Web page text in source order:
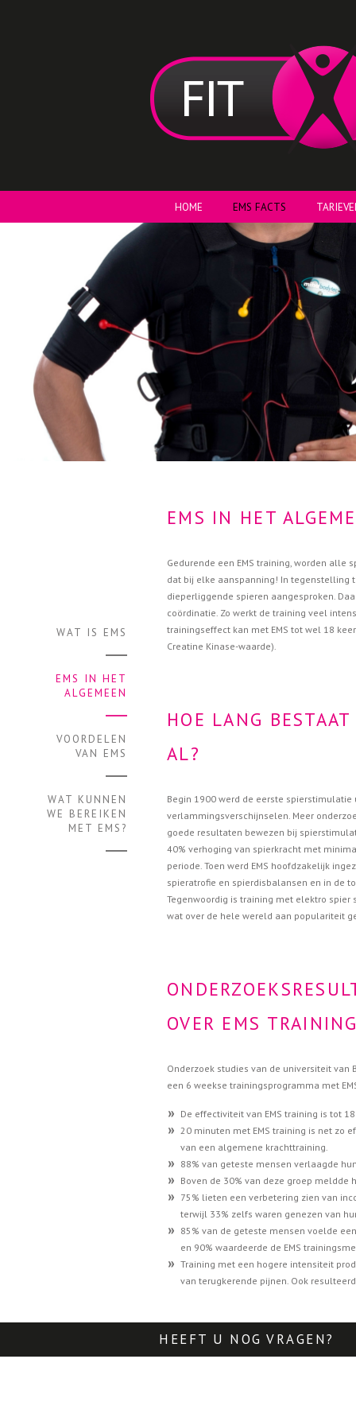
HOME EMS FACTS
WAT IS EMS
EMS IN HET
ALGEMEEN
VOORDELEN
VAN EMS
WAT KUNNEN
WE BEREIKEN
MET EMS?
EMS IN HET
Gedurende een EMS training, worden alle
dat bij elke aanspanning! In tegenstelling
dieperliggende spieren aangesproken.
coördinatie. Zo werkt de training veel
trainingseffect kan met EMS tot wel 18
Creatine Kinase-waarde).
HOE LANG
AL?
Begin 1900 werd de eerste
verlammingsverschijnselen. Meer
goede resultaten bewezen bij
40% verhoging van spierkracht met
periode. Toen werd EMS hoofdzakelijk
spieratrofie en spierdisbalansen en in de
Tegenwoordig is training met elektro
wat over de hele wereld aan populariteit
OVER EMS
Onderzoek studies van de universiteit
een 6 weekse trainingsprogramma met
De effectiviteit van EMS training is tot
20 minuten met EMS training is net zo
van een algemene krachttraining.
88% van geteste mensen verlaagde
Boven de 30% van deze groep
75% lieten een verbetering zien van
terwijl 33% zelfs waren genezen van
85% van de geteste mensen voelde
en 90% waardeerde de EMS
Training met een hogere intensiteit
van terugkerende pijnen. Ook
HEEFT U NOG